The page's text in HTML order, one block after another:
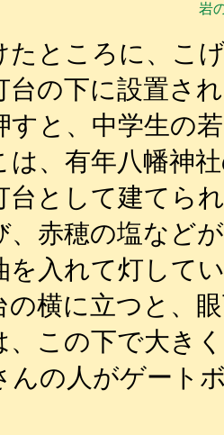
岩
ところに、こ
台の下に設置さ
すと、中学生の
、有年八幡神
台として建てら
、赤穂の塩など
を入れて灯して
横に立つと、
、この下で大き
んの人がゲート